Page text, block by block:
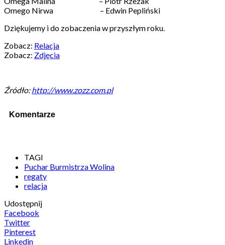
Omego Nirwa – Edwin Pepliński
Dziękujemy i do zobaczenia w przyszłym roku.
Zobacz: Relacja
Zobacz: Zdjęcia
Źródło:http://www.zozz.com.pl
Komentarze
TAGI
Puchar Burmistrza Wolina
regaty
relacja
Udostępnij
Facebook
Twitter
Pinterest
Linkedin